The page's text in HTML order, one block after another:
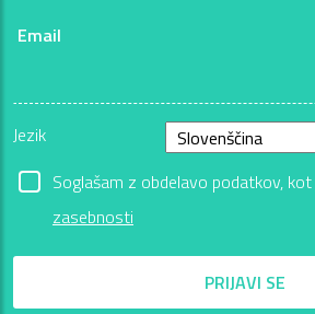
Email
Jezik
Soglašam z obdelavo podatkov,
zasebnosti
PRIJAVI SE